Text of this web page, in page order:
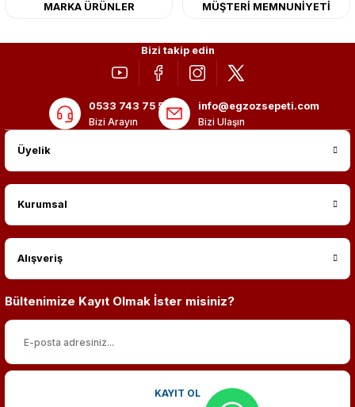
MARKA ÜRÜNLER MÜŞTERİ MEMNUNİYETİ
Bizi takip edin
0533 743 75 56
Bizi Arayın
info@egzozsepeti.com
Bizi Ulaşın
Üyelik
Kurumsal
Alışveriş
Bültenimize Kayıt Olmak İster misiniz?
KAYIT OL